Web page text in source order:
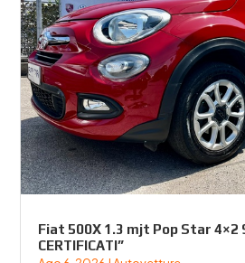
Fiat 500X 1.3 mjt Pop Star 4×2
CERTIFICATI”